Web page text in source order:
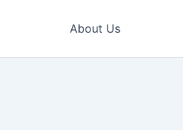
About Us